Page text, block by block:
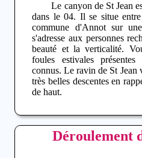
Le canyon de St Jean
dans le 04. Il se situe
commune d'Annot sur
s'adresse aux personnes
beauté et la verticalité.
foules estivales
connus. Le ravin de St Jean
très belles descentes en
de haut.
Déroulement